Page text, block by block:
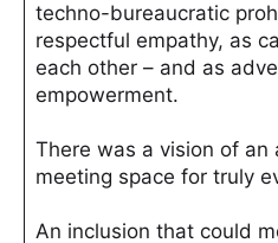
techno-bureaucratic
respectful empathy, as
each other – and as
empowerment.
There was a vision of an
meeting space for truly
An inclusion that could